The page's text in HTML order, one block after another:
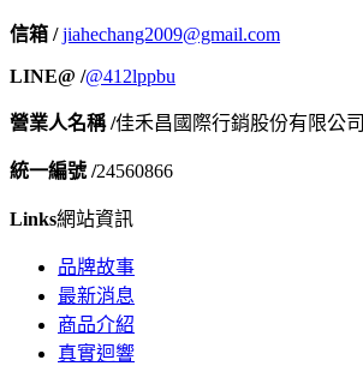
信箱 /jiahechang2009@gmail.com
LINE@ /@412lppbu
營業人名稱 /佳禾昌國際行銷股份有限公司
統一編號 /24560866
Links網站資訊
品牌故事
最新消息
商品介紹
真實迴響